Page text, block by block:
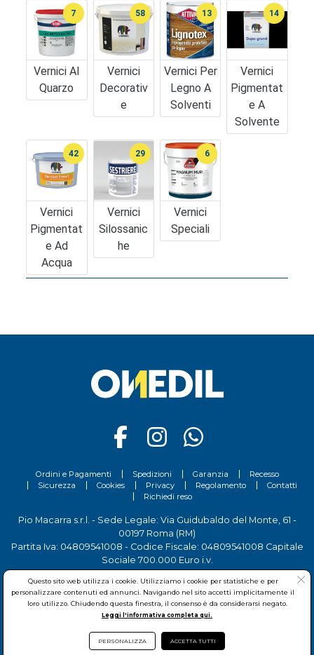
Vernici Al
Quarzo
7
Vernici
Decorativ
E
58
Vernici Per
Legno A
Solventi
13
Vernici
Pigmentat
E A
Solvente
14
Vernici
Pigmentat
E Ad
Acqua
42
Vernici
Silossanic
He
29
Vernici
Speciali
6
Ordini e Pagamenti Spedizioni Garanzia
Recesso
Sicurezza
Cookies Privacy Regolamento
Contatti
Richiedi reso
Pio Macarra s.r.l. - Sede Legale: Via Guidubaldo del Monte, 61 -
00197 Roma (RM)
Partita Iva: 04809541008 - Codice Fiscale: 04809541008 Capitale
Sociale 700.000 Euro i.v.
Tel.06 81156444- Sede Operativa: Via delle Imprese, 7 - 00030
San Cesareo (RM)
Questo sito web utilizza i cookie. Utilizziamo i cookie per statistiche e per
personalizzare contenuti ed annunci. Navigando nel sito accetti implicitamente il
loro utilizzo. Chiudendo questa finestra, il consenso è da considerarsi negato.
Leggi l'informativa completa qui.
PERSONALIZZA ACCETTA TUTTI